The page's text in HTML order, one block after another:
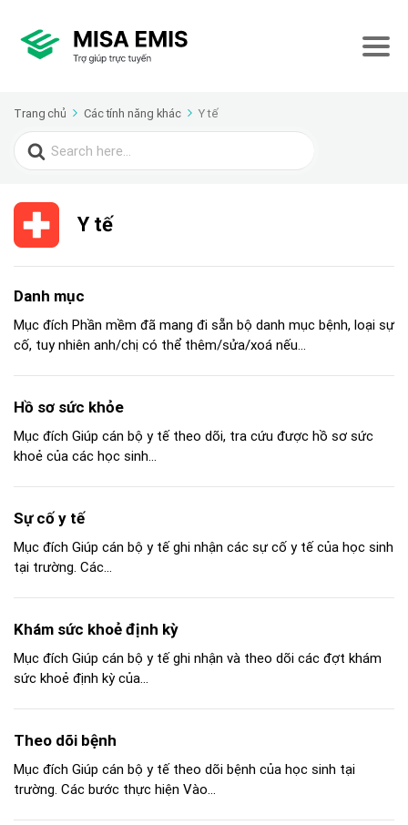
Trang chủ Các tính năng khác Y tế
Search
for:
Y tế
Danh mục
Mục đích Phần mềm đã mang đi sẵn bộ danh mục bệnh, loại sự
cố, tuy nhiên anh/chị có thể thêm/sửa/xoá nếu...
Hồ sơ sức khỏe
Mục đích Giúp cán bộ y tế theo dõi, tra cứu được hồ sơ sức
khoẻ của các học sinh...
Sự cố y tế
Mục đích Giúp cán bộ y tế ghi nhận các sự cố y tế của học sinh
tại trường. Các...
Khám sức khoẻ định kỳ
Mục đích Giúp cán bộ y tế ghi nhận và theo dõi các đợt khám
sức khoẻ định kỳ của...
Theo dõi bệnh
Mục đích Giúp cán bộ y tế theo dõi bệnh của học sinh tại
trường. Các bước thực hiện Vào...